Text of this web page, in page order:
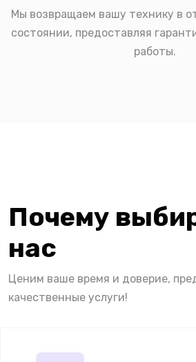
Мы возвращаем вашу технику в
состоянии, предоставляя
работы.
Почему
нас
Ценим ваше время и доверие,
качественные услуги!